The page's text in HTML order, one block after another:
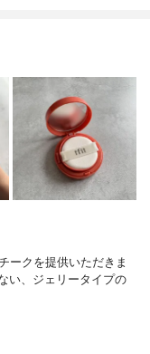
ークを提供いただきま
い、ジェリータイプの